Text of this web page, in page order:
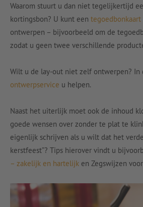
Waarom stuurt u dan niet tegelijkertijd
kortingsbon? U kunt een
ontwerpen – bijvoorbeeld om de
zodat u geen twee verschillende
Wilt u de lay-out niet zelf ontwerpen? In
ontwerpservice u helpen.
Naast het uiterlijk moet ook de inhoud
goede wensen over zonder te plat te
eigenlijk schrijven als u wilt dat het
kerstfeest”? Tips hierover vindt u
– zakelijk en hartelijk en Zegswijzen